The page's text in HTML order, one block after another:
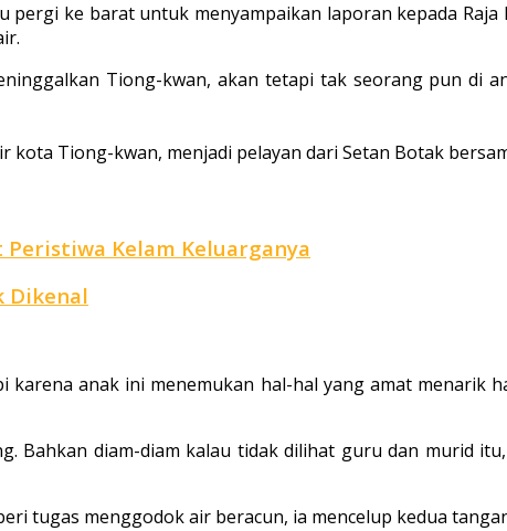
per­gi ke barat untuk menyampaikan laporan kepada
Tiong-kwan, akan tetapi tak seorang pun di
Tiong-kwan, menjadi pe­layan dari Setan Botak
Peristiwa Kelam Keluarganya
Dikenal
anak ini menemukan hal-hal yang amat menarik
Bahkan diam-diam kalau tidak dilihat guru dan murid
tugas menggodok air beracun, ia mencelup kedua